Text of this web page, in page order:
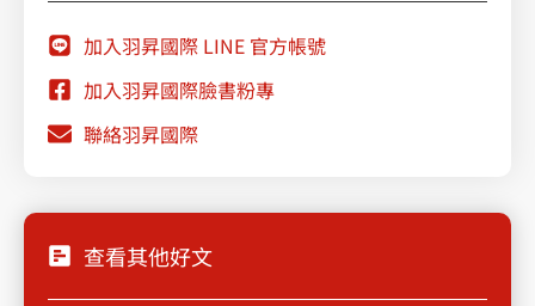
加入羽昇國際 LINE 官方帳號
加入羽昇國際臉書粉專
聯絡羽昇國際
查看其他好文